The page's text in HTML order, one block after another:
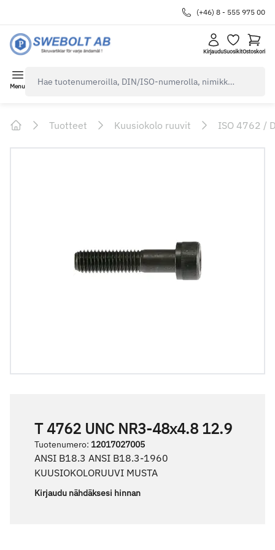
(+46) 8 - 555 975 00
KirjauduSuosikitOstoskori
Menu
Tuotteet Kuusiokolo ruuvit ISO 4762 /
T 4762 UNC NR3-48x4.8 12.9
Tuotenumero: 12017027005
ANSI B18.3 ANSI B18.3-1960
KUUSIOKOLORUUVI MUSTA
Kirjaudu nähdäksesi hinnan